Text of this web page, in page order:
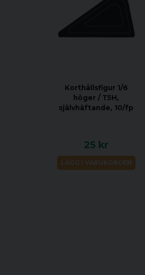
Korthållsfigur 1/6
höger / T5H,
självhäftande, 10/fp
25 kr
LÄGG I VARUKORGEN